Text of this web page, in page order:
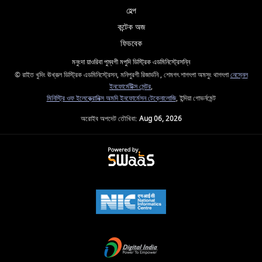
হেল্প
কন্টেক অজ
ফিডবেক
মনুংদা য়াওরিবা পুম্বগী মপুদি ডিস্ট্রিক এডমিনিস্ট্রেসন্নি
© রাইত খুদিং ঊখ্রূল ডিস্ট্রিক এডমিনিস্ট্রেসন, মনিপুরগী রিজার্ভনি , শেমগৎ শাগৎপা অমসুং থাগৎপানেস্নেল
ইনফোর্মেটিক্স সেন্টর,
মিনিস্ট্রি ওফ ইলেক্ত্রোনিক্স অমদি ইনফোর্মেসন টেক্নোলোজি, ইন্দিয়া গোভর্নমেন্ট
অরোইব অপদেট তৌখিবা: Aug 06, 2026